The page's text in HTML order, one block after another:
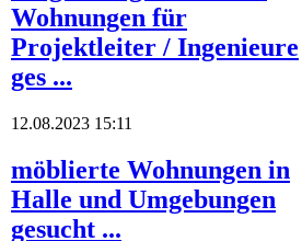
Wohnungen für
Projektleiter / Ingenieure
ges ...
12.08.2023 15:11
möblierte Wohnungen in
Halle und Umgebungen
gesucht ...